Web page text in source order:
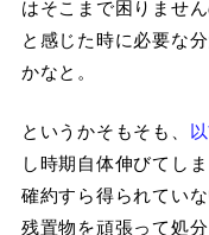
はそこまで困りませ
と感じた時に必要な
かなと。
というかそもそも、
し時期自体伸びてし
確約すら得られてい
残置物を頑張って処